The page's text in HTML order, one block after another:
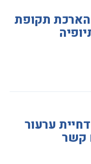
תקופת
ערעור
קשר